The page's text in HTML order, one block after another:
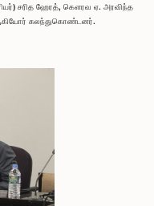
சரித ஹேரத், கௌரவ ஏ. அரவிந்த
ஆகியோர் கலந்துகொண்டனர்.